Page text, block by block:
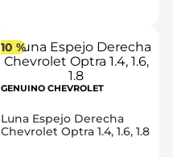
10 %
GENUINO CHEVROLET
Luna Espejo Derecha
Chevrolet Optra 1.4, 1.6, 1.8